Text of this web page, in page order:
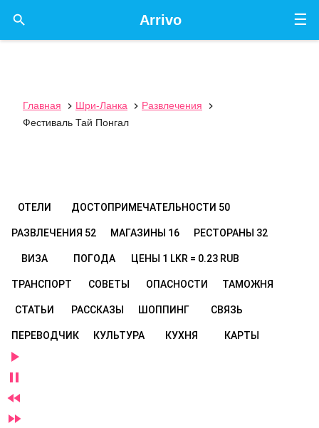
☰
Arrivo

Главная  Шри-Ланка  Развлечения

Фестиваль Тай Понгал
ОТЕЛИ ДОСТОПРИМЕЧАТЕЛЬНОСТИ 50
РАЗВЛЕЧЕНИЯ 52 МАГАЗИНЫ 16 РЕСТОРАНЫ 32
ВИЗА ПОГОДА ЦЕНЫ 1 LKR = 0.23 RUB
ТРАНСПОРТ СОВЕТЫ ОПАСНОСТИ ТАМОЖНЯ
СТАТЬИ РАССКАЗЫ ШОППИНГ СВЯЗЬ
ПЕРЕВОДЧИК КУЛЬТУРА КУХНЯ КАРТЫ



